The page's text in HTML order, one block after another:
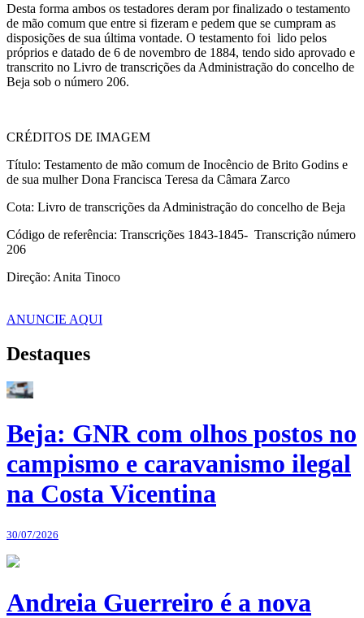
Desta forma ambos os testadores deram por finalizado o testamento
de mão comum que entre si fizeram e pedem que se cumpram as
disposições de sua última vontade. O testamento foi lido pelos
próprios e datado de 6 de novembro de 1884, tendo sido aprovado e
transcrito no Livro de transcrições da Administração do concelho de
Beja sob o número 206.
CRÉDITOS DE IMAGEM
Título: Testamento de mão comum de Inocêncio de Brito Godins e
de sua mulher Dona Francisca Teresa da Câmara Zarco
Cota: Livro de transcrições da Administração do concelho de Beja
Código de referência: Transcrições 1843-1845- Transcrição número
206
Direção: Anita Tinoco
ANUNCIE AQUI
Destaques
Beja: GNR com olhos postos no
campismo e caravanismo ilegal
na Costa Vicentina
30/07/2026
Andreia Guerreiro é a nova